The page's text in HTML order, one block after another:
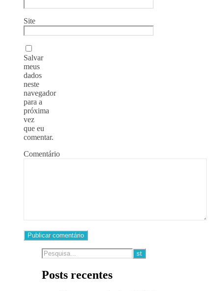
Site
Salvar
meus
dados
neste
navegador
para a
próxima
vez
que eu
comentar.
Comentário
Posts recentes